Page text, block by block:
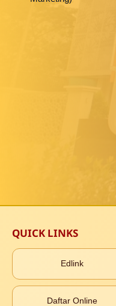
QUICK LINKS
Edlink
Daftar Online